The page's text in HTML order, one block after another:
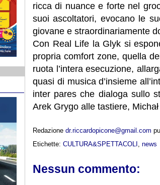
ricca di nuance e forte nel
suoi ascoltatori, evocano le
giovane e straordinariamente
Con Real Life la Glyk si
propria comfort zone, quella
ruota l’intera esecuzione,
quasi di musica d’insieme
inter pares che dialoga sullo
Arek Grygo alle tastiere,
Redazione dr.riccardopicone@gmail.com
Etichette: CULTURA&SPETTACOLI news
Nessun commento: